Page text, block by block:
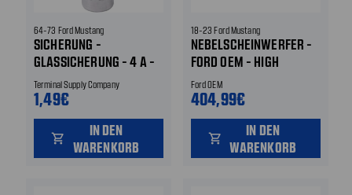
64-73 Ford Mustang
SICHERUNG -
GLASSICHERUNG - 4 A -
16 MM
Terminal Supply Company
1,49€
shopping_cart
IN DEN
WARENKORB
18-23 Ford Mustang
NEBELSCHEINWERFER -
FORD OEM - HIGH
INTENSITY DISCHARGE
VORNE RECHTS
Ford OEM
404,99€
shopping_cart
IN DEN
WARENKORB